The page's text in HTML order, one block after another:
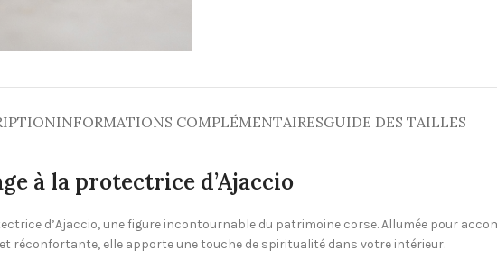
INFORMATIONS COMPLÉMENTAIRESGUIDE DES TAILLES
à la protectrice d’Ajaccio
d’Ajaccio, une figure incontournable du patrimoine corse. Allumée pour
réconfortante, elle apporte une touche de spiritualité dans votre intérieur.